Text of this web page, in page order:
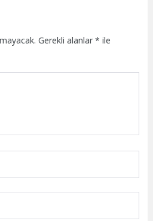
Gerekli alanlar* ile